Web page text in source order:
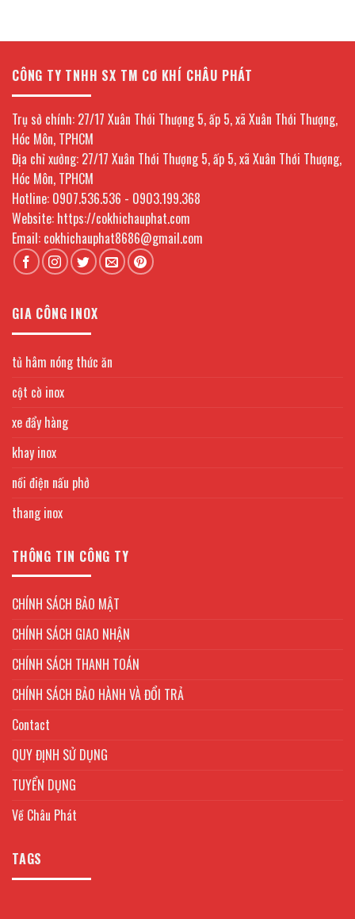
CÔNG TY TNHH SX TM CƠ KHÍ CHÂU PHÁT
Trụ sở chính: 27/17 Xuân Thới Thượng 5, ấp 5, xã Xuân Thới Thượng,
Hóc Môn, TPHCM
Địa chỉ xưởng: 27/17 Xuân Thới Thượng 5, ấp 5, xã Xuân Thới Thượng,
Hóc Môn, TPHCM
Hotline: 0907.536.536 - 0903.199.368
Website: https://cokhichauphat.com
Email: cokhichauphat8686@gmail.com
GIA CÔNG INOX
tủ hâm nóng thức ăn
cột cờ inox
xe đẩy hàng
khay inox
nồi điện nấu phở
thang inox
THÔNG TIN CÔNG TY
CHÍNH SÁCH BẢO MẬT
CHÍNH SÁCH GIAO NHẬN
CHÍNH SÁCH THANH TOÁN
CHÍNH SÁCH BẢO HÀNH VÀ ĐỔI TRẢ
Contact
QUY ĐỊNH SỬ DỤNG
TUYỂN DỤNG
Về Châu Phát
TAGS